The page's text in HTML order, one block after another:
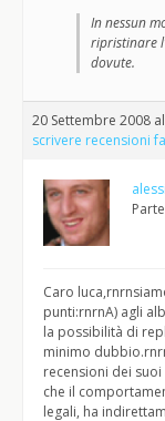
In nessun
ripristinare
dovute.
20 Settembre 2008
scrivere recensioni
Caro
punti:rnrnA) agli
la possibilità di
minimo
recensioni dei
che il
legali, ha